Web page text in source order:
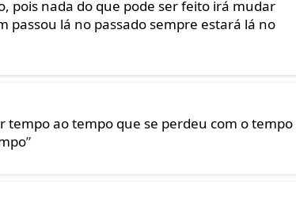
pois nada do que pode ser feito irá mudar
passou lá no passado sempre estará lá no
tempo ao tempo que se perdeu com o tempo
”